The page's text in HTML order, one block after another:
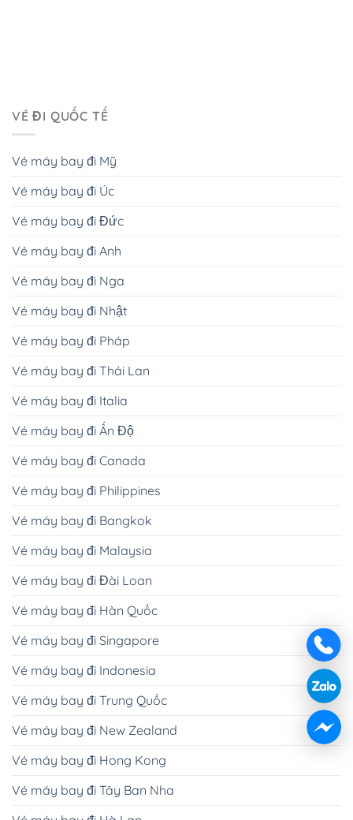
VÉ ĐI QUỐC TẾ
Vé máy bay đi Mỹ
Vé máy bay đi Úc
Vé máy bay đi Đức
Vé máy bay đi Anh
Vé máy bay đi Nga
Vé máy bay đi Nhật
Vé máy bay đi Pháp
Vé máy bay đi Thái Lan
Vé máy bay đi Italia
Vé máy bay đi Ấn Độ
Vé máy bay đi Canada
Vé máy bay đi Philippines
Vé máy bay đi Bangkok
Vé máy bay đi Malaysia
Vé máy bay đi Đài Loan
Vé máy bay đi Hàn Quốc
Vé máy bay đi Singapore
Vé máy bay đi Indonesia
Vé máy bay đi Trung Quốc
Vé máy bay đi New Zealand
Vé máy bay đi Hong Kong
Vé máy bay đi Tây Ban Nha